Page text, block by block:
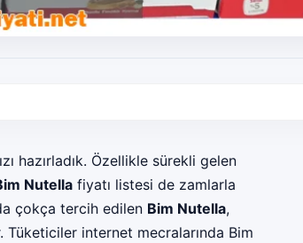
hazırladık. Özellikle sürekli gelen
Nutella fiyatı listesi de zamlarla
çokça tercih edilen Bim Nutella,
internet mecralarında Bim